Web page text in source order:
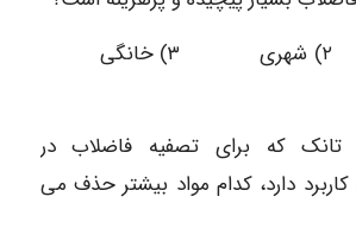
۱) صنعتی ۲) شهری ۳) خانگی
تانک که برای تصفیه فاضلاب در
دارد، کدام مواد بیشتر حذف می